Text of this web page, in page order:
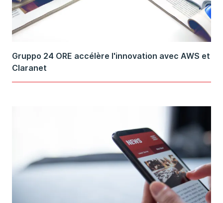
Gruppo 24 ORE accélère l'innovation avec AWS et
Claranet